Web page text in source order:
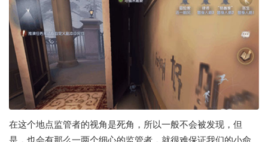
在这个地点监管者的视角是死角，所以一般不会被发现，但